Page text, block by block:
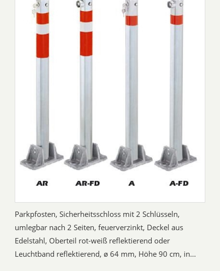
Parkpfosten, Sicherheitsschloss mit 2 Schlüsseln,
umlegbar nach 2 Seiten, feuerverzinkt, Deckel aus
Edelstahl, Oberteil rot-weiß reflektierend oder
Leuchtband reflektierend, ø 64 mm, Höhe 90 cm, in...